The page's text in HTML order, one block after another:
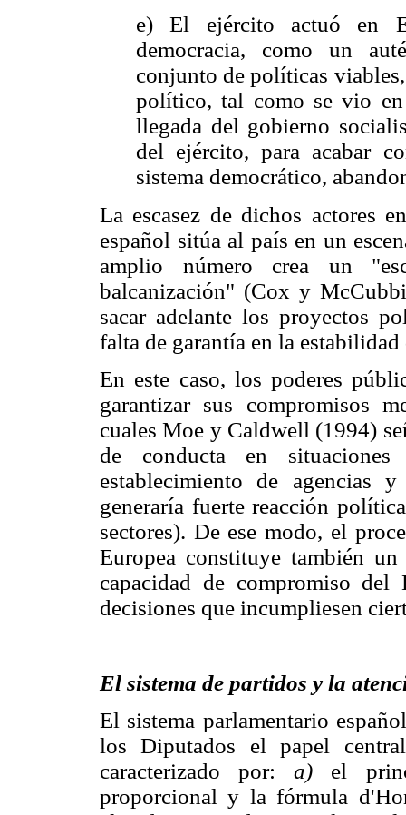
e) El ejército actuó en
democracia, como un
conjunto de políticas
político, tal como se vio
llegada del gobierno
del ejército, para acabar
sistema democrático,
La escasez de dichos actores
español sitúa al país en un
amplio número crea un
balcanización" (Cox y
sacar adelante los proyectos
falta de garantía en la
En este caso, los poderes
garantizar sus compromisos
cuales Moe y Caldwell (1994)
de conducta en situaciones
establecimiento de agencias
generaría fuerte reacción
sectores). De ese modo, el
Europea constituye también
capacidad de compromiso
decisiones que incumpliesen
El sistema de partidos y la
El sistema parlamentario
los Diputados el papel
caracterizado por:a) el
proporcional y la fórmula